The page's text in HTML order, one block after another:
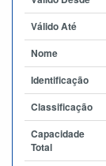
Válido Até
Nome
Identificação
Classificação
Capacidade
Total